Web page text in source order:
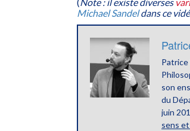
Michael Sandeldans ce
son
du
juin
sens